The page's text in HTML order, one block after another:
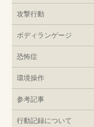
攻撃行動
ボディランゲージ
恐怖症
環境操作
参考記事
行動記録について